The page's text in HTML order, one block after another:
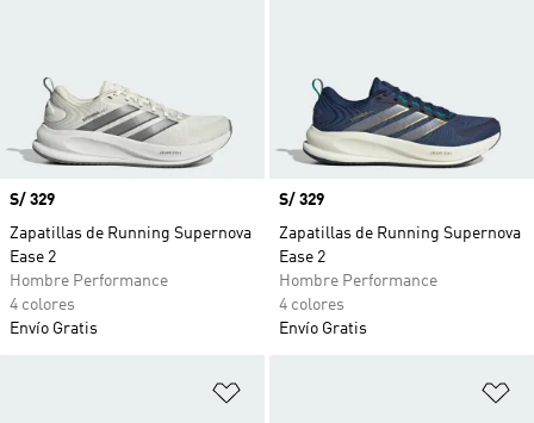
Precio
S/ 329
Zapatillas de Running Supernova
Ease 2
Hombre Performance
4 colores
Envío Gratis
Precio
S/ 329
Zapatillas de Running Supernova
Ease 2
Hombre Performance
4 colores
Envío Gratis